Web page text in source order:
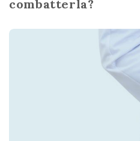
combatterla?